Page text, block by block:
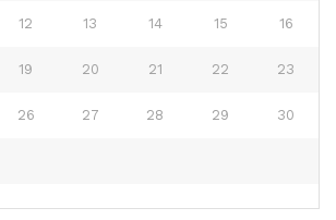
12 13 14 15 16
19 20 21 22 23
26 27 28 29 30